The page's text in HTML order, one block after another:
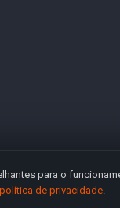
para o
política de privacidade.